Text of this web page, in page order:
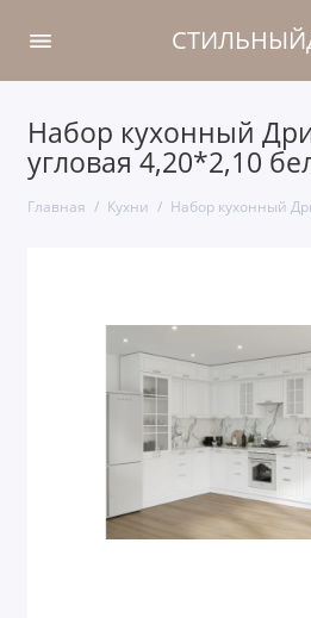
Набор кухонный
угловая 4,20*2,10
Главная Кухни Набор кухонный